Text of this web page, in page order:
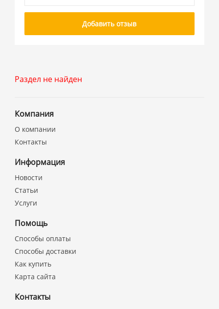
Добавить отзыв
Раздел не найден
Компания
О компании
Контакты
Информация
Новости
Статьи
Услуги
Помощь
Способы оплаты
Способы доставки
Как купить
Карта сайта
Контакты